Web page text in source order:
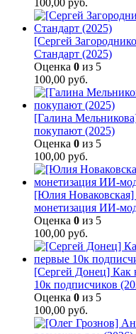
[Сергей
Стандарт (2025)
Оценка 0 из 5
100,00 руб.
[Галина
покупают (2025)
Оценка 0 из 5
100,00 руб.
[Юлия
монетизация ИИ-
Оценка 0 из 5
100,00 руб.
[Сергей Донец] Как
10к подписчиков
Оценка 0 из 5
100,00 руб.